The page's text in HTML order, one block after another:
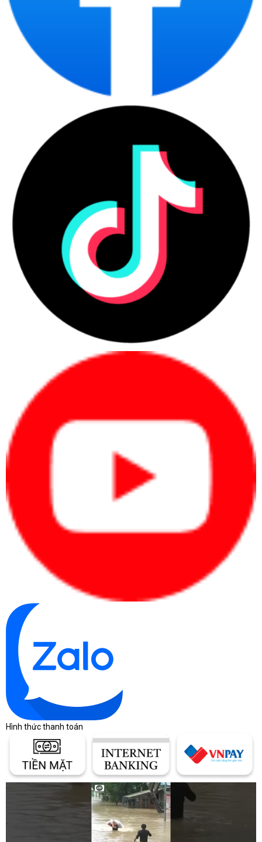
Hình thức thanh toán